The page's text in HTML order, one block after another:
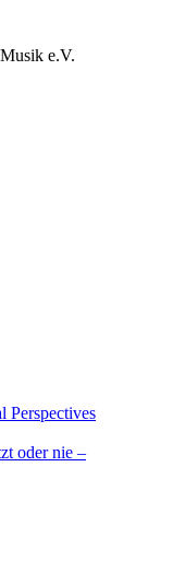
e.V.
Perspectives
oder nie –